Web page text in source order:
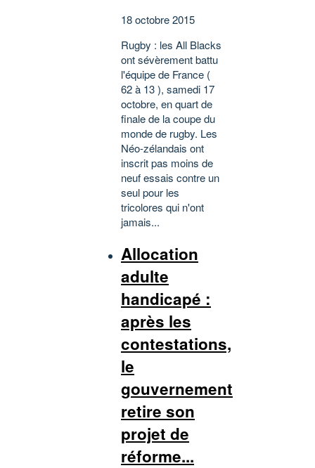
18 octobre 2015
Rugby : les All Blacks
ont sévèrement battu
l'équipe de France (
62 à 13 ), samedi 17
octobre, en quart de
finale de la coupe du
monde de rugby. Les
Néo-zélandais ont
inscrit pas moins de
neuf essais contre un
seul pour les
tricolores qui n'ont
jamais...
Allocation
adulte
handicapé :
après les
contestations,
le
gouvernement
retire son
projet de
réforme...